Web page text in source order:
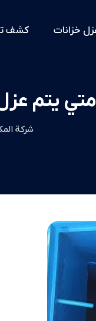
خزانات كشف
متي يتم
شركة